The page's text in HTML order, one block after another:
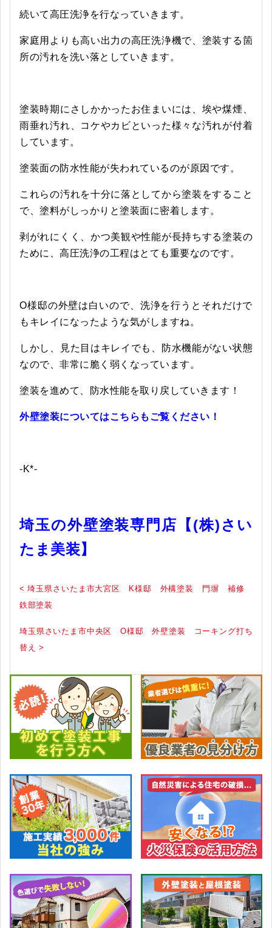
続いて高圧洗浄を行なっていきます。
家庭用よりも高い出力の高圧洗浄機で、塗装する箇
所の汚れを洗い落としていきます。
塗装時期にさしかかったお住まいには、埃や煤煙、
雨垂れ汚れ、コケやカビといった様々な汚れが付着
しています。
塗装面の防水性能が失われているのが原因です。
これらの汚れを十分に落としてから塗装をすること
で、塗料がしっかりと塗装面に密着します。
剥がれにくく、かつ美観や性能が長持ちする塗装の
ために、高圧洗浄の工程はとても重要なのです。
O様邸の外壁は白いので、洗浄を行うとそれだけで
もキレイになったような気がしますね。
しかし、見た目はキレイでも、防水機能がない状態
なので、非常に脆く弱くなっています。
塗装を進めて、防水性能を取り戻していきます！
外壁塗装についてはこちらもご覧ください！
-K*-
埼玉の外壁塗装専門店【(株)さい
たま美装】
< 埼玉県さいたま市大宮区 K様邸 外構塗装 門塀 補修
鉄部塗装
埼玉県さいたま市中央区 O様邸 外壁塗装 コーキング打ち
替え >